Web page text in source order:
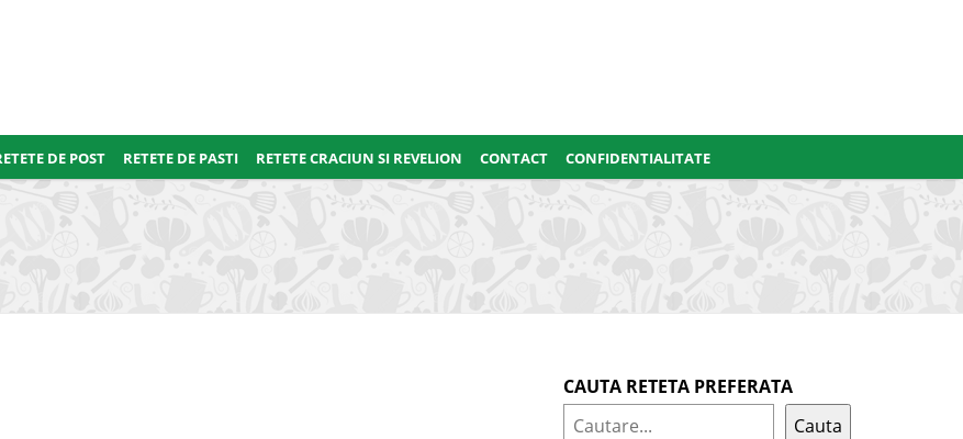
DE POST RETETE DE PASTI RETETE CRACIUN SI REVELION CONTACT CONFIDENTIALITATE
CAUTA RETETA PREFERATA
Cauta